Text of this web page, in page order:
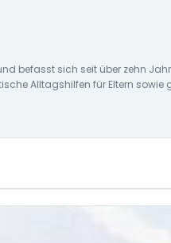
befasst sich seit über zehn
Alltagshilfen für Eltern